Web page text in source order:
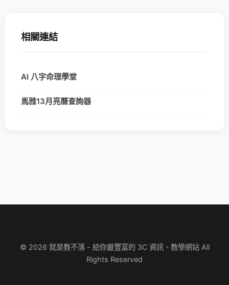
相關連結
AI 八字命理學堂
馬雅13月亮曆查詢器
© 2026 就是教不落 - 給你最豐富的 3C 資訊、教學網站 All
Rights Reserved